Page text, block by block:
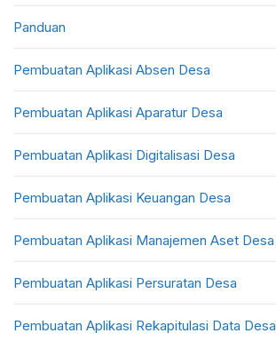
Panduan
Pembuatan Aplikasi Absen Desa
Pembuatan Aplikasi Aparatur Desa
Pembuatan Aplikasi Digitalisasi Desa
Pembuatan Aplikasi Keuangan Desa
Pembuatan Aplikasi Manajemen Aset Desa
Pembuatan Aplikasi Persuratan Desa
Pembuatan Aplikasi Rekapitulasi Data Desa